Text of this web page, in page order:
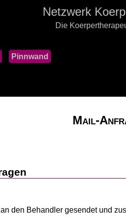
Netzwerk
Die
Pinnwand
Mail-
den Behandler gesendet und